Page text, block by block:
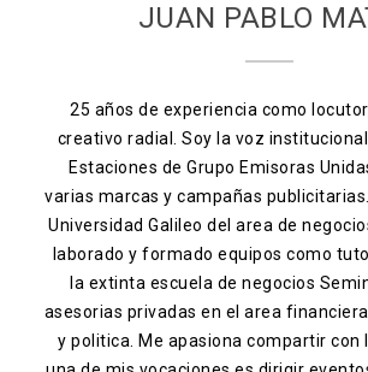
Anunciarse conmigo
Contacto
JUAN PABLO
25 años de experiencia como
creativo radial. Soy la voz
Estaciones de Grupo Emisoras
varias marcas y campañas
Universidad Galileo del area de
laborado y formado equipos como
la extinta escuela de negocios
asesorias privadas en el area
y politica. Me apasiona compartir con